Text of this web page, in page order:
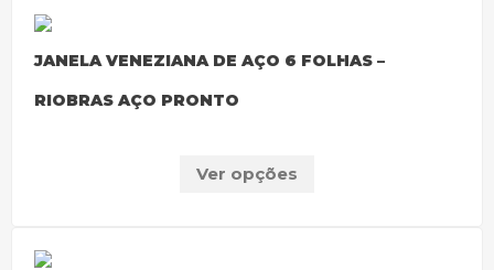
JANELA VENEZIANA DE AÇO 6 FOLHAS –
RIOBRAS AÇO PRONTO
Ver opções